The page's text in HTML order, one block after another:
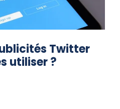
Twitter
utiliser ?